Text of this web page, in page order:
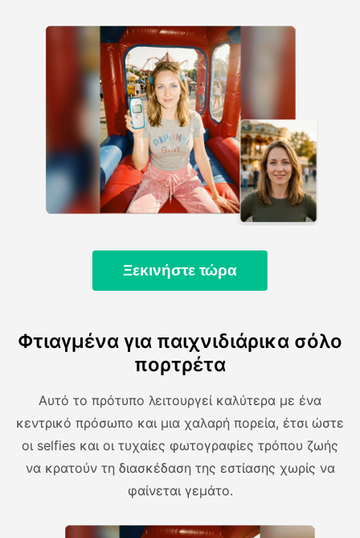
Ξεκινήστε τώρα
Φτιαγμένα για παιχνιδιάρικα σόλο
πορτρέτα
Αυτό το πρότυπο λειτουργεί καλύτερα με ένα
κεντρικό πρόσωπο και μια χαλαρή πορεία, έτσι ώστε
οι selfies και οι τυχαίες φωτογραφίες τρόπου ζωής
να κρατούν τη διασκέδαση της εστίασης χωρίς να
φαίνεται γεμάτο.